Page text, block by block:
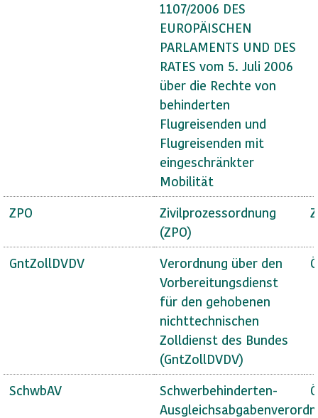
1107/2006 DES
EUROPÄISCHEN
PARLAMENTS UND DES
RATES vom 5. Juli 2006
über die Rechte von
behinderten
Flugreisenden und
Flugreisenden mit
eingeschränkter
Mobilität
ZPO
Zivilprozessordnung
(ZPO)
GntZollDVDV
Verordnung über den
Vorbereitungsdienst
für den gehobenen
nichttechnischen
Zolldienst des Bundes
(GntZollDVDV)
SchwbAV
Schwerbehinderten-